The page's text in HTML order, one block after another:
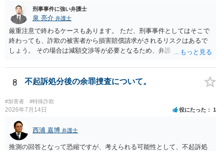
刑事事件に強い弁護士
泉 亮介 弁護士
厳重注意で終わるケースもあります。 ただ、刑事事件としてはそこで
終わっても、詐欺の被害者から損害賠償請求がされるリスクはあるで
しょう。 その場合は減額交渉等が必要となるため、弁護士を立てるか
8 不起訴処分後の余罪捜査について。
#加害者 #特殊詐欺
2026年7月14日 役にたった 1
西浦 嘉博 弁護士
推測の回答となって恐縮ですが、考えられる可能性として、不起訴処